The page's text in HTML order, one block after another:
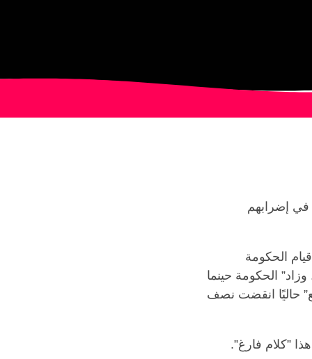
في إضرابهم
الحكومة
معلوم أنّ السنة الدراسية في حدها الأدنى هي 180 يومًا”. وزاد” الحكومة حينما
حاليًا انقضت نصف
”كلام فارغ”.